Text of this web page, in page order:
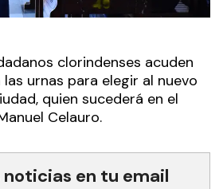
clorindenses acuden
urnas para elegir al nuevo
quien sucederá en el
Celauro.
noticias en tu email